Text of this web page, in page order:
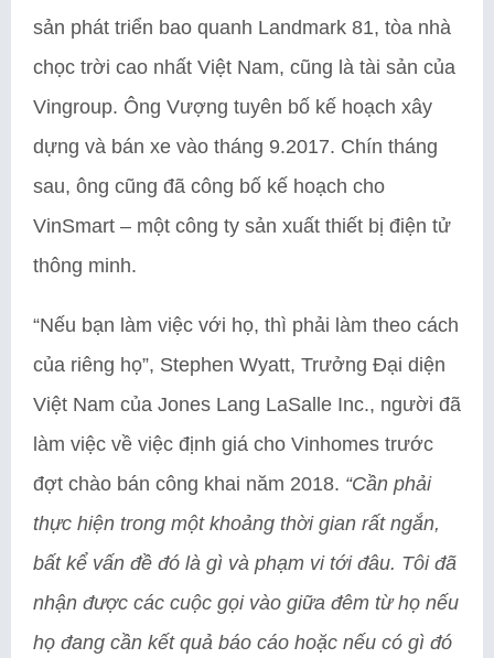
sản phát triển bao quanh Landmark 81, tòa nhà
chọc trời cao nhất Việt Nam, cũng là tài sản của
Vingroup. Ông Vượng tuyên bố kế hoạch xây
dựng và bán xe vào tháng 9.2017. Chín tháng
sau, ông cũng đã công bố kế hoạch cho
VinSmart – một công ty sản xuất thiết bị điện tử
thông minh.
“Nếu bạn làm việc với họ, thì phải làm theo cách
của riêng họ”, Stephen Wyatt, Trưởng Đại diện
Việt Nam của Jones Lang LaSalle Inc., người đã
làm việc về việc định giá cho Vinhomes trước
đợt chào bán công khai năm 2018. “Cần phải
thực hiện trong một khoảng thời gian rất ngắn,
bất kể vấn đề đó là gì và phạm vi tới đâu. Tôi đã
nhận được các cuộc gọi vào giữa đêm từ họ nếu
họ đang cần kết quả báo cáo hoặc nếu có gì đó